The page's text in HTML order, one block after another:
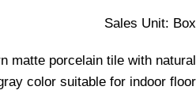
Sales Unit: Box
matte porcelain tile with natural
color suitable for indoor floor